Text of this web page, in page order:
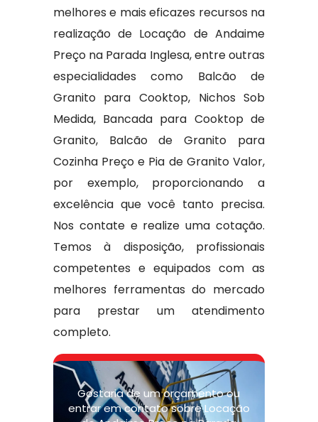
melhores e mais eficazes recursos na
realização de Locação de Andaime
Preço na Parada Inglesa, entre outras
especialidades como Balcão de
Granito para Cooktop, Nichos Sob
Medida, Bancada para Cooktop de
Granito, Balcão de Granito para
Cozinha Preço e Pia de Granito Valor,
por exemplo, proporcionando a
excelência que você tanto precisa.
Nos contate e realize uma cotação.
Temos à disposição, profissionais
competentes e equipados com as
melhores ferramentas do mercado
para prestar um atendimento
completo.
Gostaria de um orçamento ou
entrar em contato sobre Locação